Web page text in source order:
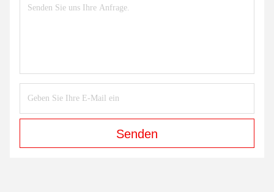
Senden